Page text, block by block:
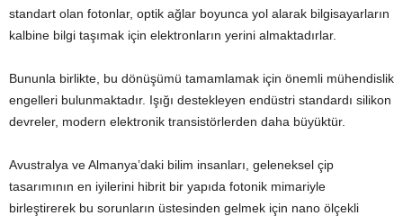
standart olan fotonlar, optik ağlar boyunca yol alarak bilgisayarların
kalbine bilgi taşımak için elektronların yerini almaktadırlar.
Bununla birlikte, bu dönüşümü tamamlamak için önemli mühendislik
engelleri bulunmaktadır. Işığı destekleyen endüstri standardı silikon
devreler, modern elektronik transistörlerden daha büyüktür.
Avustralya ve Almanya’daki bilim insanları, geleneksel çip
tasarımının en iyilerini hibrit bir yapıda fotonik mimariyle
birleştirerek bu sorunların üstesinden gelmek için nano ölçekli